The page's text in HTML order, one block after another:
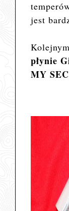
jest
płynie
MY